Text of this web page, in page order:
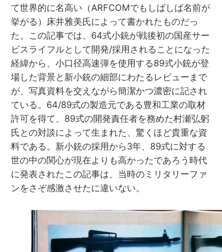
て世界的に名高い（ARFCOMでもしばしば名前が
挙がる）床井雅美氏によって書かれたものだっ
た。この記事では、64式小銃が戦後初の国産サー
ビスライフルとして開発/採用されることになった
経緯から、小口径高速弾を使用する89式小銃が登
場した背景と新小銃の細部にわたるレビューまで
が、写真資料を交えながら簡潔かつ濃密に記され
ている。64/89式の製造元である豊和工業の取材
許可を得て、89式の開発責任者を務めた村瀬弘躬
氏との対談によって生まれた、驚くほど貴重な資
料である。新小銃の採用から3年、89式に対する
世の中の関心が現在よりも高かったであろう時代
に発表されたこの記事は、当時のミリタリーファ
ンをさぞ感激させたに違いない。